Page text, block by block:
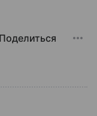
Поделиться